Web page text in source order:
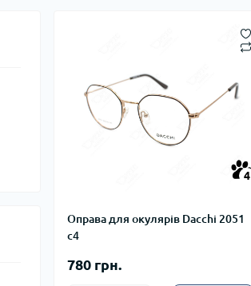
4
Оправа для окулярів Dacchi 2051
с4
780 грн.